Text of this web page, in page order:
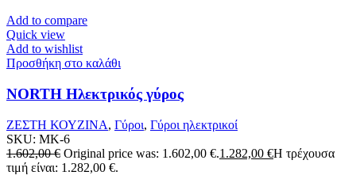
Add to compare
Quick view
Add to wishlist
Προσθήκη στο καλάθι
NORTH Ηλεκτρικός γύρος
ΖΕΣΤΗ ΚΟΥΖΙΝΑ, Γύροι, Γύροι ηλεκτρικοί
SKU: MK-6
1.602,00€ Original price was: 1.602,00 €.1.282,00 €Η τρέχουσα
τιμή είναι: 1.282,00 €.